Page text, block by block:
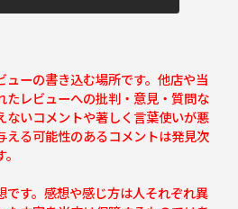
ューの書き込む場所です。他店や当
たレビューへの批判・意見・質問な
ないコメントや著しく言葉使いが悪
える可能性のあるコメントは発見次
です。感想や感じ方は人それぞれ異